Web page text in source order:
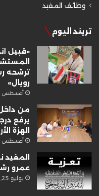
وظائف المفيد
تريند اليوم
«قبيل
ترشحه
رويال»
أغسطس 6, 2026
من
يرفع
الهزة
أغسطس 3, 2026
عمرو
يوليو 25, 2026